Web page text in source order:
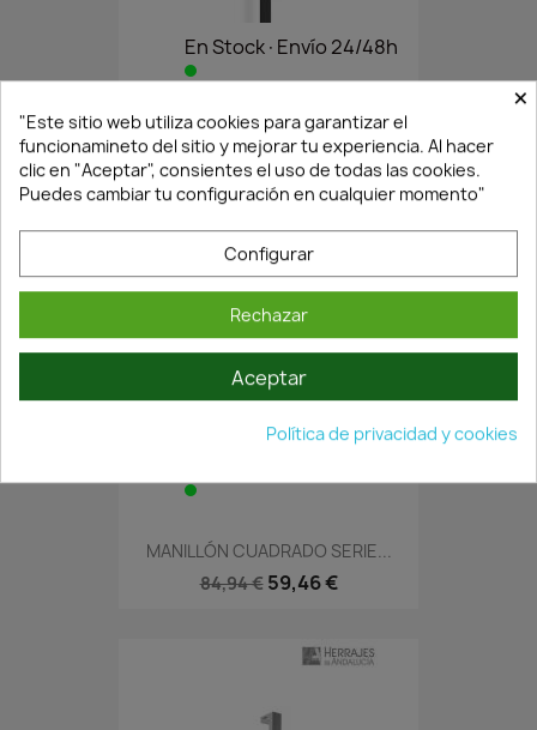
En Stock·Envío 24/48h
MANILLÓN REDONDO SERIE...
34,73 € 24,31 €
MANILLÓN CUADRADO SERIE...
84,94 € 59,46 €
×
"Este sitio web utiliza cookies para garantizar el
funcionamineto del sitio y mejorar tu experiencia. Al hacer
clic en "Aceptar", consientes el uso de todas las cookies.
Puedes cambiar tu configuración en cualquier momento"
Configurar
Rechazar
Aceptar
Política de privacidad y cookies